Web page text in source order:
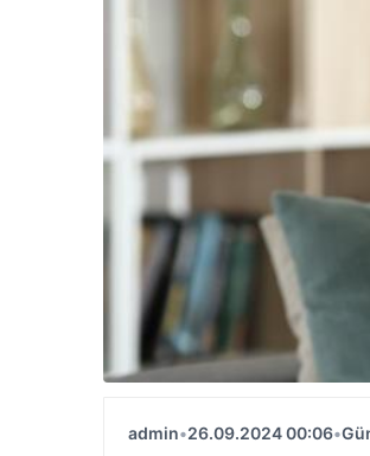
admin•26.09.2024 00:06•